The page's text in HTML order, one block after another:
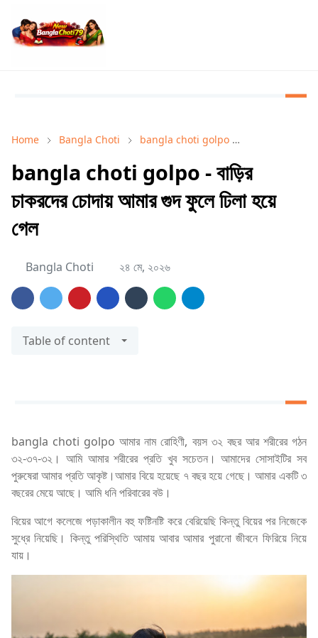
Home Bangla Choti bangla choti golpo
bangla choti golpo - বাড়ির
চাকরদের চোদায় আমার গুদ ফুলে ঢিলা হয়ে
গেল
Bangla Choti ২৪ মে, ২০২৬
Table of content
bangla choti golpo আমার নাম রোহিণী, বয়স ৩২ বছর আর শরীরের গঠন
৩২-৩৭-৩২। আমি আমার শরীরের প্রতি খুব সচেতন। আমাদের সোসাইটির সব
পুরুষেরা আমার প্রতি আকৃষ্ট।আমার বিয়ে হয়েছে ৭ বছর হয়ে গেছে। আমার একটি ৩
বছরের মেয়ে আছে। আমি ধনি পরিবারের বউ।
বিয়ের আগে কলেজে পড়াকালীন বহু ফষ্টিনষ্টি করে বেরিয়েছি কিন্তু বিয়ের পর নিজেকে
সুধ্রে নিয়েছি। কিন্তু পরিস্থিতি আমায় আবার আমার পুরানো জীবনে ফিরিয়ে নিয়ে
যায়।